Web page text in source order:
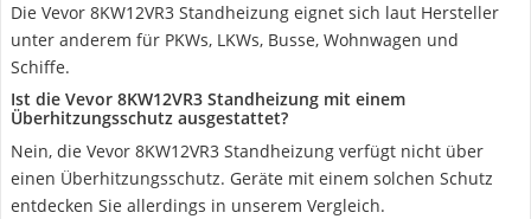
Die Vevor 8KW12VR3 Standheizung eignet sich laut Hersteller
unter anderem für PKWs, LKWs, Busse, Wohnwagen und
Schiffe.
Ist die Vevor 8KW12VR3 Standheizung mit einem
Überhitzungsschutz ausgestattet?
Nein, die Vevor 8KW12VR3 Standheizung verfügt nicht über
einen Überhitzungsschutz. Geräte mit einem solchen Schutz
entdecken Sie allerdings in unserem Vergleich.